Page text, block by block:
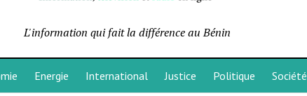
L'information qui fait la différence au Bénin
Energie International Justice Politique Société